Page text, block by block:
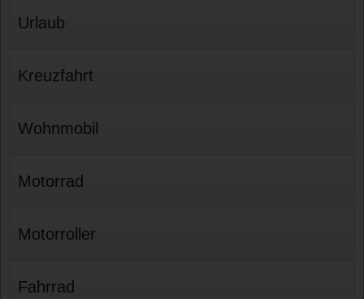
Urlaub
Kreuzfahrt
Wohnmobil
Motorrad
Motorroller
Fahrrad